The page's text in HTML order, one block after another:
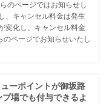
のページではお知らせし
、キャンセル料金は発生
変化し、キャンセル料金
ページでお知らせいたし
ーポイントが御坂路
場でも付与できるよ